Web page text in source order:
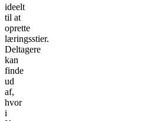
ideelt
til at
oprette
læringsstier.
Deltagere
kan
finde
ud
af,
hvor
i